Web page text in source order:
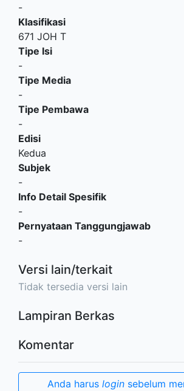
-
Klasifikasi
671 JOH T
Tipe Isi
-
Tipe Media
-
Tipe Pembawa
-
Edisi
Kedua
Subjek
-
Info Detail Spesifik
-
Pernyataan Tanggungjawab
-
Versi lain/terkait
Tidak tersedia versi lain
Lampiran Berkas
Komentar
Anda harus loginsebelum